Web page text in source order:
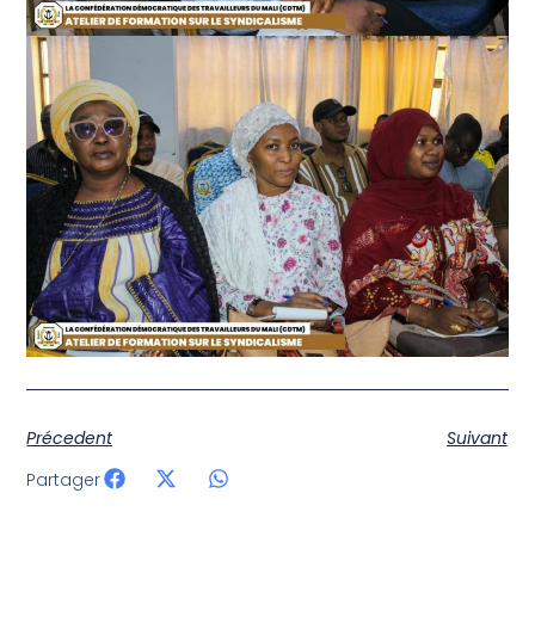
Précedent
Suivant
Partager